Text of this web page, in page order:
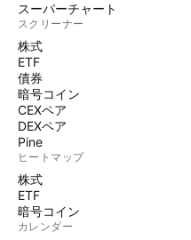
スーパーチャート
スクリーナー
株式
ETF
債券
暗号コイン
CEXペア
DEXペア
Pine
ヒートマップ
株式
ETF
暗号コイン
カレンダー